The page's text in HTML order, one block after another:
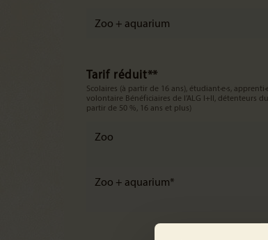
Zoo + aquarium
Tarif réduit**
Scolaires (à partir de 16 ans), étudiant·e·s,
volontaire Bénéficiaires de l’ALG I+II, détenteurs
partir de 50 %, 16 ans et plus)
Zoo
Zoo + aquarium*